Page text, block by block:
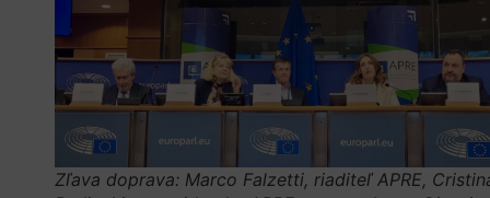
Zľava doprava: Marco Falzetti, riaditeľ APRE,